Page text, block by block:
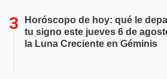
Horóscopo de hoy: qué le
tu signo este jueves 6 de
la Luna Creciente en Géminis